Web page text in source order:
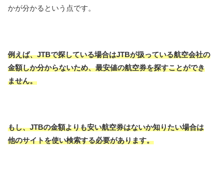
かが分かるという点です。
例えば、JTBで探している場合はJTBが扱っている航空会社の
金額しか分からないため、最安値の航空券を探すことができ
ません。
もし、JTBの金額よりも安い航空券はないか知りたい場合は
他のサイトを使い検索する必要があります。